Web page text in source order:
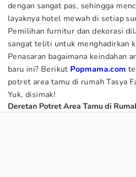
dengan sangat pas, sehingga
layaknya hotel mewah di setiap
Pemilihan furnitur dan dekorasi
sangat teliti untuk menghadirkan
Penasaran bagaimana keindahan
baru ini? Berikut Popmama.com
potret area tamu di rumah Tasya
Yuk, disimak!
Deretan Potret Area Tamu di